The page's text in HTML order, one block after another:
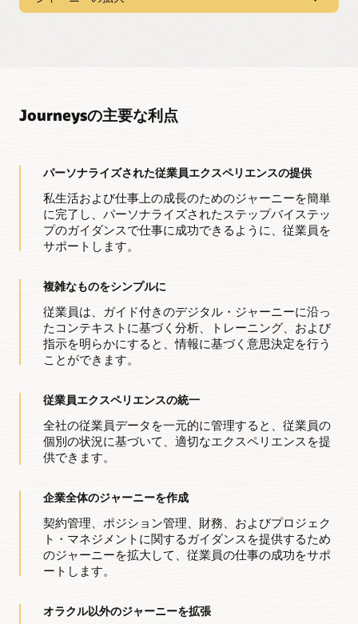
ます。
企業横断的なガイダンス
インサイトを活用したガイダンス
従業員に対するインサイトを深め、オンボーディング、キャ
リア開発、その他のクリティカルなエクスペリエンスを改善
するためのジャーニーを作成し、連携、成長、成功を促進し
ます。
人事担当者のフォローアップが必要なジャーニーとOracle HR
Help Deskを接続し、必要なときに自動的かつパーソナライズ
どんなデバイスにもガイダンスを提供
デジタル・アシスタントによる自動的かつパーソナライズさ
れたサポートで、あらゆるデバイスからジャーニーを開始で
きます。
Journeysの主要な利点
パーソナライズされた従業員エクスペリエンスの提供
私生活および仕事上の成長のためのジャーニーを簡単
に完了し、パーソナライズされたステップバイステッ
プのガイダンスで仕事に成功できるように、従業員を
サポートします。
複雑なものをシンプルに
従業員は、ガイド付きのデジタル・ジャーニーに沿っ
たコンテキストに基づく分析、トレーニング、および
指示を明らかにすると、情報に基づく意思決定を行う
ことができます。
従業員エクスペリエンスの統一
全社の従業員データを一元的に管理すると、従業員の
個別の状況に基づいて、適切なエクスペリエンスを提
供できます。
企業全体のジャーニーを作成
契約管理、ポジション管理、財務、およびプロジェク
ト・マネジメントに関するガイダンスを提供するため
のジャーニーを拡大して、従業員の仕事の成功をサポ
ートします。
オラクル以外のジャーニーを拡張